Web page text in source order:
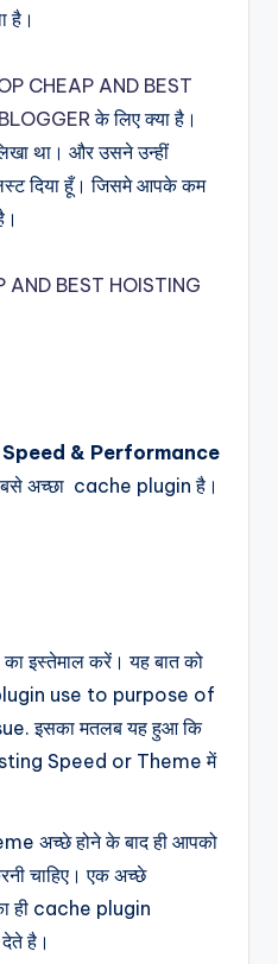
है।
CHEAP AND BEST
के लिए क्या है।
था। और उसने उन्हीं
दिया हूँ। जिसमे आपके कम
AND BEST HOISTING
& Performance
अच्छा cache plugin है।
इस्तेमाल करें। यह बात को
use to purpose of
इसका मतलब यह हुआ कि
Speed or Theme में
अच्छे होने के बाद ही आपको
चाहिए। एक अच्छे
ही cache plugin
है।